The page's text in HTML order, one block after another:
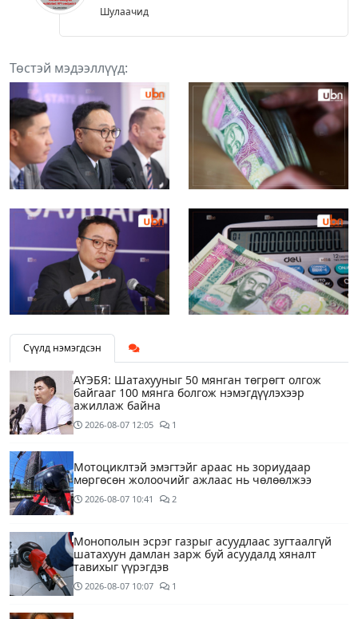
Шулаачид
Төстэй мэдээллүүд:
Сүүлд нэмэгдсэн
АҮЭБЯ: Шатахууныг 50 мянган төгрөгт олгож
байгааг 100 мянга болгож нэмэгдүүлэхээр
ажиллаж байна
2026-08-07 12:05 1
Мотоциклтэй эмэгтэйг араас нь зориудаар
мөргөсөн жолоочийг ажлаас нь чөлөөлжээ
2026-08-07 10:41 2
Монополын эсрэг газрыг асуудлаас зугтаалгүй
шатахуун дамлан зарж буй асуудалд хяналт
тавихыг үүрэгдэв
2026-08-07 10:07 1